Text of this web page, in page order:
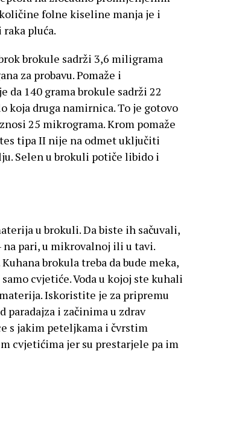
folne kiseline manja je i
pluća.
brokule sadrži 3,6 miligrama
za probavu. Pomaže i
da 140 grama brokule sadrži 22
koja druga namirnica. To je gotovo
25 mikrograma. Krom pomaže
tipa II nije na odmet uključiti
Selen u brokuli potiče libido i
u brokuli. Da biste ih sačuvali,
pari, u mikrovalnoj ili u tavi.
brokula treba da bude meka,
cvjetiće. Voda u kojoj ste kuhali
Iskoristite je za pripremu
paradajza i začinima u zdrav
s jakim peteljkama i čvrstim
cvjetićima jer su prestarjele pa im